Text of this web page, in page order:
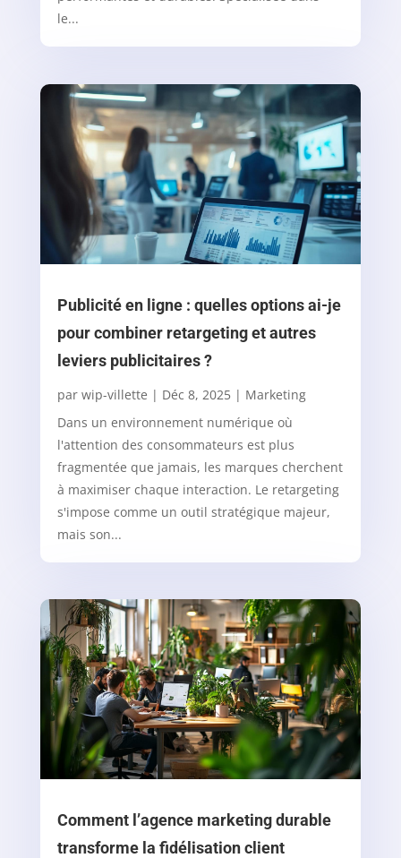
le...
Publicité en ligne : quelles options ai-je
pour combiner retargeting et autres
leviers publicitaires ?
par wip-villette | Déc 8, 2025| Marketing
Dans un environnement numérique où
l'attention des consommateurs est plus
fragmentée que jamais, les marques cherchent
à maximiser chaque interaction. Le retargeting
s'impose comme un outil stratégique majeur,
mais son...
Comment l’agence marketing durable
transforme la fidélisation client